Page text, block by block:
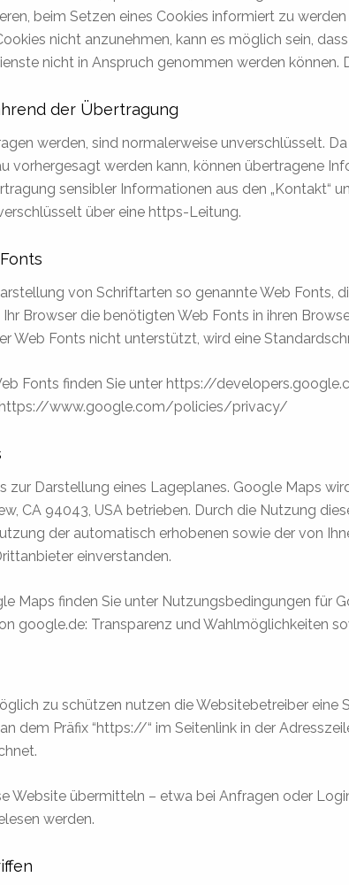
beim Setzen eines Cookies informiert zu
nicht anzunehmen, kann es möglich sein,
nicht in Anspruch genommen werden können.
der Übertragung
werden, sind normalerweise unverschlüsselt.
vorhergesagt werden kann, können übertragene
sensibler Informationen aus den „Kontakt“
über eine https-Leitung.
von Schriftarten so genannte Web Fonts,
Browser die benötigten Web Fonts in ihren
Web Fonts nicht unterstützt, wird eine
Fonts finden Sie unter https://
https://www.google.com/policies/privacy/
zur Darstellung eines Lageplanes. Google Maps
CA 94043, USA betrieben. Durch die Nutzung
der automatisch erhobenen sowie der von
einverstanden.
Maps finden Sie unter Nutzungsbedingungen für
google.de: Transparenz und Wahlmöglichkeiten
zu schützen nutzen die Websitebetreiber eine
dem Präfix “https://“ im Seitenlink in der
Website übermitteln – etwa bei Anfragen oder
werden.